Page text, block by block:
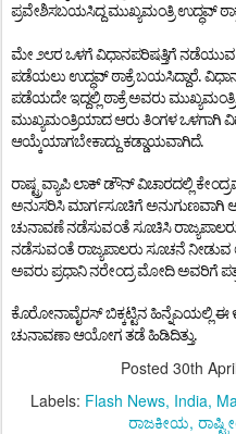
ಪ್ರವೇಶಿಸಬಯಸಿದ್ದ ಮುಖ್ಯಮಂತ್ರಿ ಉದ್ಧವ್
ಮೇ ೨೮ರ ಒಳಗೆ ವಿಧಾನಪರಿಷತ್ತಿಗೆ ನಡೆಯುವ
ಪಡೆಯಲು ಉದ್ಧವ್ ಠಾಕ್ರೆ ಬಯಸಿದ್ದಾರೆ.
ಪಡೆಯದೇ ಇದ್ದಲ್ಲಿ ಠಾಕ್ರೆ ಅವರು ಮುಖ್ಯಮಂತ್ರಿ
ಮುಖ್ಯಮಂತ್ರಿಯಾದ ಆರು ತಿಂಗಳ ಒಳಗಾಗಿ
ಆಯ್ಕೆಯಾಗಬೇಕಾದ್ದು ಕಡ್ಡಾಯವಾಗಿದೆ.
ರಾಷ್ಟ್ರವ್ಯಾಪಿ ಲಾಕ್ ಡೌನ್ ವಿಚಾರದಲ್ಲಿ
ಅನುಸರಿಸಿ ಮಾರ್ಗಸೂಚಿಗೆ ಅನುಗುಣವಾಗಿ
ಚುನಾವಣೆ ನಡೆಸುವಂತೆ ಸೂಚಿಸಿ
ನಡೆಸುವಂತೆ ರಾಜ್ಯಪಾಲರು ಸೂಚನೆ ನೀಡುವ
ಅವರು ಪ್ರಧಾನಿ ನರೇಂದ್ರ ಮೋದಿ ಅವರಿಗೆ
ಕೊರೋನಾವೈರಸ್ ಬಿಕ್ಕಟ್ಟಿನ ಹಿನ್ನೆಎಯಲ್ಲಿ ಈ
ಚುನಾವಣಾ ಆಯೋಗ ತಡೆ ಹಿಡಿದಿತ್ತು.
Posted 30th
Labels: Flash News India
ರಾಜಕೀಯ